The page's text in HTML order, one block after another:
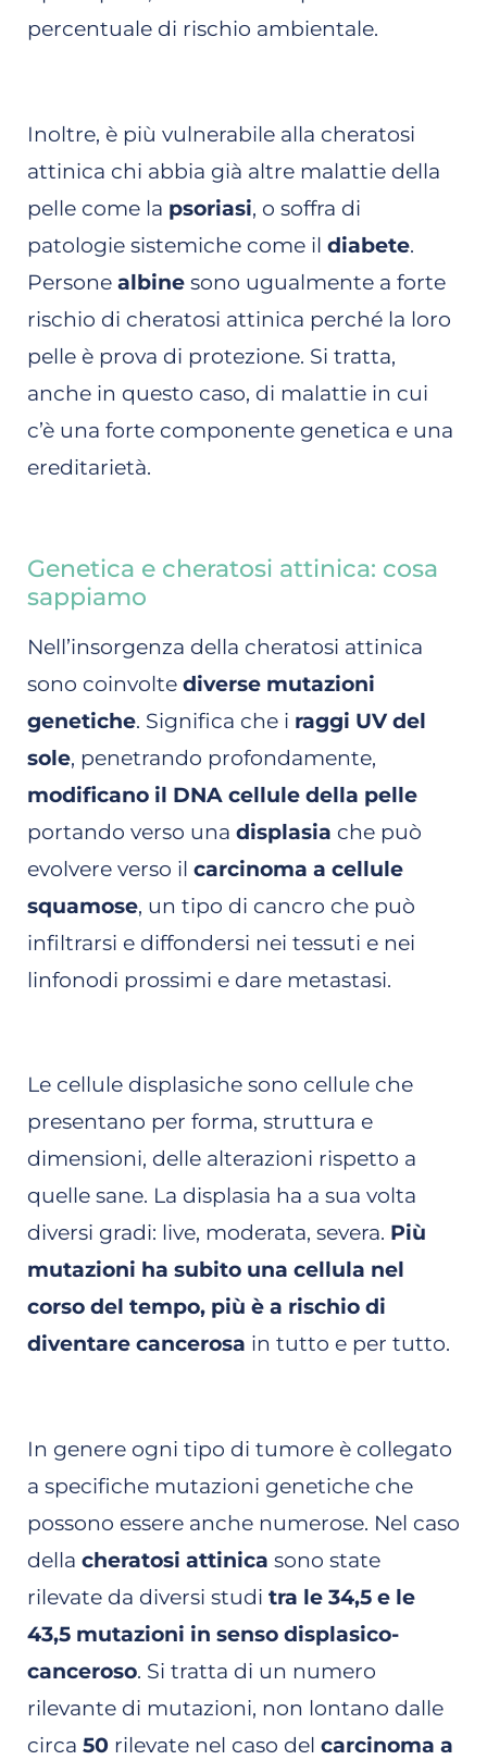
percentuale di rischio ambientale.
Inoltre, è più vulnerabile alla cheratosi
attinica chi abbia già altre malattie della
pelle come la psoriasi, o soffra di
patologie sistemiche come il diabete.
Persone albine sono ugualmente a forte
rischio di cheratosi attinica perché la loro
pelle è prova di protezione. Si tratta,
anche in questo caso, di malattie in cui
c’è una forte componente genetica e una
ereditarietà.
Genetica e cheratosi attinica: cosa
sappiamo
Nell’insorgenza della cheratosi attinica
sono coinvolte diverse mutazioni
genetiche. Significa che i raggi UV del
sole, penetrando profondamente,
modificano il DNA cellule della pelle
portando verso una displasia che può
evolvere verso il carcinoma a cellule
squamose, un tipo di cancro che può
infiltrarsi e diffondersi nei tessuti e nei
linfonodi prossimi e dare metastasi.
Le cellule displasiche sono cellule che
presentano per forma, struttura e
dimensioni, delle alterazioni rispetto a
quelle sane. La displasia ha a sua volta
diversi gradi: live, moderata, severa. Più
mutazioni ha subito una cellula nel
corso del tempo, più è a rischio di
diventare cancerosa in tutto e per tutto.
In genere ogni tipo di tumore è collegato
a specifiche mutazioni genetiche che
possono essere anche numerose. Nel caso
della cheratosi attinica sono state
rilevate da diversi studi tra le 34,5 e le
43,5 mutazioni in senso displasico-
canceroso. Si tratta di un numero
rilevante di mutazioni, non lontano dalle
circa 50 rilevate nel caso del carcinoma a